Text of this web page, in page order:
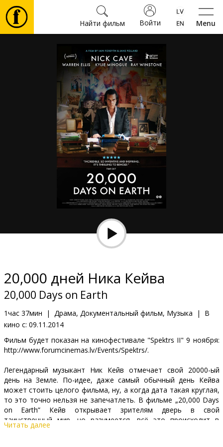
Menu
Войти
Найти фильм
Культура
Мероприятия
Новости
Клуб
20,000 дней Ника Кейва
20,000 Days on Earth
1час 37мин | Драма, Документальный фильм, Музыка |
В
кино с: 09.11.2014
Фильм будет показан на кинофестивале "Spektrs II" 9 ноября:
http://www.forumcinemas.lv/Events/Spektrs/.
Легендарный музыкант Ник Кейв отмечает свой 20000-ый
день на Земле. По-идее, даже самый обычный день Кейва
может стоить целого фильма, ну, а когда дата такая круглая,
то это точно нельзя не запечатлеть. В фильме „20,000 Days
on Earth” Кейв открывает зрителям дверь в свой
таинственный мир, но разумеется, всё это происходит в
своем неповторимом стиле – что будет правдой, что
Читать далее